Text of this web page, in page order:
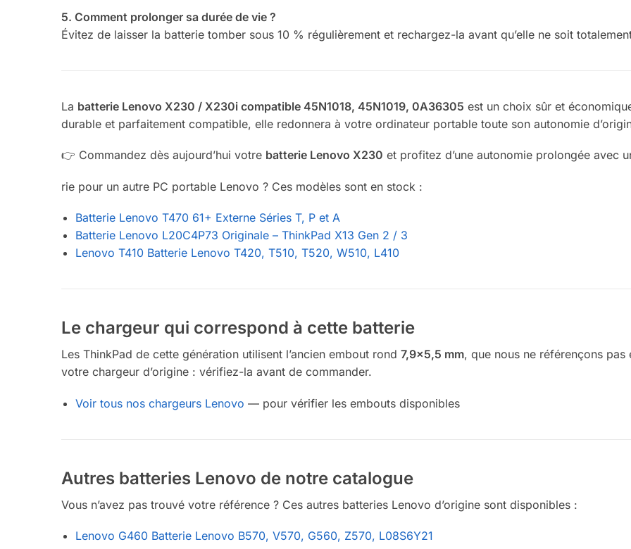
5. Comment prolonger sa durée de vie ?
Évitez de laisser la batterie tomber sous 10 % régulièrement et rechargez-la avant qu’elle ne soit
La batterie Lenovo X230 / X230i compatible 45N1018, 45N1019, 0A36305 est un choix sûr et
durable et parfaitement compatible, elle redonnera à votre ordinateur portable toute son autonomie
👉 Commandez dès aujourd’hui votre batterie Lenovo X230 et profitez d’une autonomie prolongée avec
rie pour un autre PC portable Lenovo ? Ces modèles sont en stock :
Batterie Lenovo T470 61+ Externe Séries T, P et A
Batterie Lenovo L20C4P73 Originale – ThinkPad X13 Gen 2 / 3
Lenovo T410 Batterie Lenovo T420, T510, T520, W510, L410
Le chargeur qui correspond à cette batterie
Les ThinkPad de cette génération utilisent l’ancien embout rond7,9×5,5 mm, que nous ne référençons
votre chargeur d’origine : vérifiez-la avant de commander.
Voir tous nos chargeurs Lenovo — pour vérifier les embouts disponibles
Autres batteries Lenovo de notre catalogue
Vous n’avez pas trouvé votre référence ? Ces autres batteries Lenovo d’origine sont disponibles :
Lenovo G460 Batterie Lenovo B570, V570, G560, Z570, L08S6Y21